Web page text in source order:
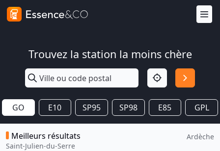
Trouvez la station la moins chère
GO E10 SP95 SP98 E85 GPL
Meilleurs résultats
Saint-Julien-du-Serre
Ardèche